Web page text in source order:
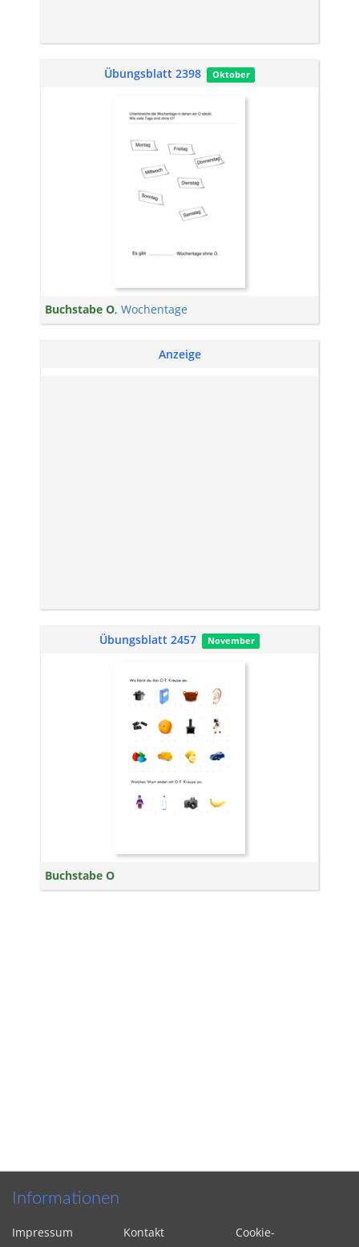
Übungsblatt 2398 Oktober
Buchstabe O, Wochentage
Anzeige
Übungsblatt 2457 November
Buchstabe O
Informationen
Impressum Kontakt
Cookie-